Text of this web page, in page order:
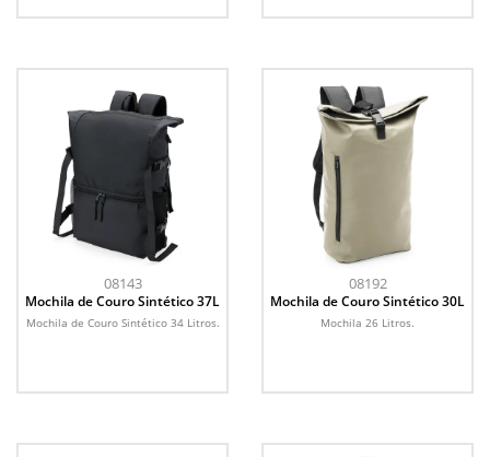
08143
Mochila de Couro Sintético 37L
Mochila de Couro Sintético 34 Litros.
08192
Mochila de Couro Sintético 30L
Mochila 26 Litros.